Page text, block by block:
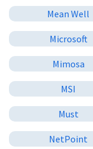
Mean Well
Microsoft
Mimosa
MSI
Must
NetPoint